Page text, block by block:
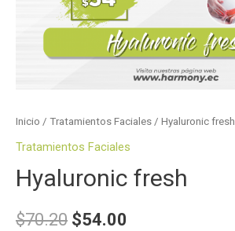
Inicio / Tratamientos Faciales / Hyaluronic fresh
Tratamientos Faciales
Hyaluronic fresh
$70.20 $54.00